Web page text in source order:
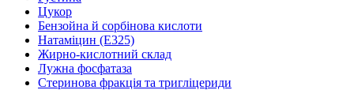
Цукор
Бензойна й сорбінова кислоти
Натаміцин (Е325)
Жирно-кислотний склад
Лужна фосфатаза
Стеринова фракція та тригліцериди